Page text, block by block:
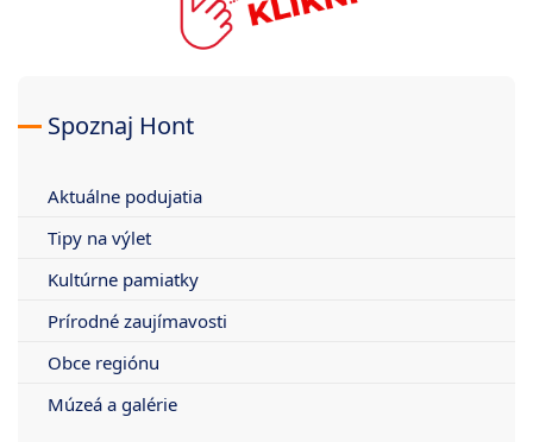
Spoznaj Hont
Aktuálne podujatia
Tipy na výlet
Kultúrne pamiatky
Prírodné zaujímavosti
Obce regiónu
Múzeá a galérie